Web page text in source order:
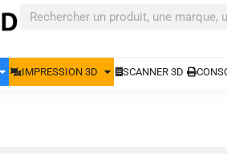
IMPRESSION 3D SCANNER 3D